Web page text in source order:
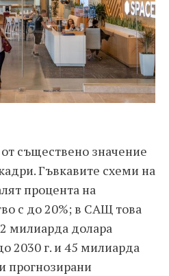
съществено значение
Гъвкавите схеми на
процента на
с до 20%; в САЩ това
милиарда долара
2030 г. и 45 милиарда
прогнозирани